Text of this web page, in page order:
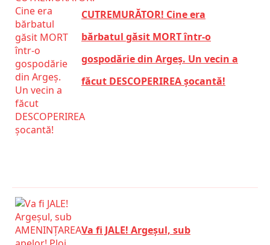
CUTREMURĂTOR! Cine era
bărbatul găsit MORT într-o
gospodărie din Argeș. Un vecin a
făcut DESCOPERIREA șocantă!
Va fi JALE! Argeșul, sub